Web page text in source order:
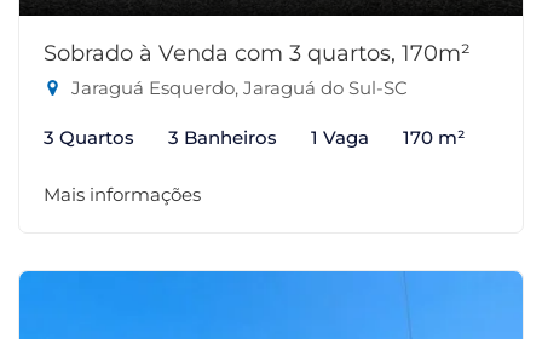
Sobrado à Venda com 3 quartos, 170m²
Jaraguá Esquerdo, Jaraguá do Sul-SC
3 Quartos 3 Banheiros 1 Vaga 170 m²
Mais informações